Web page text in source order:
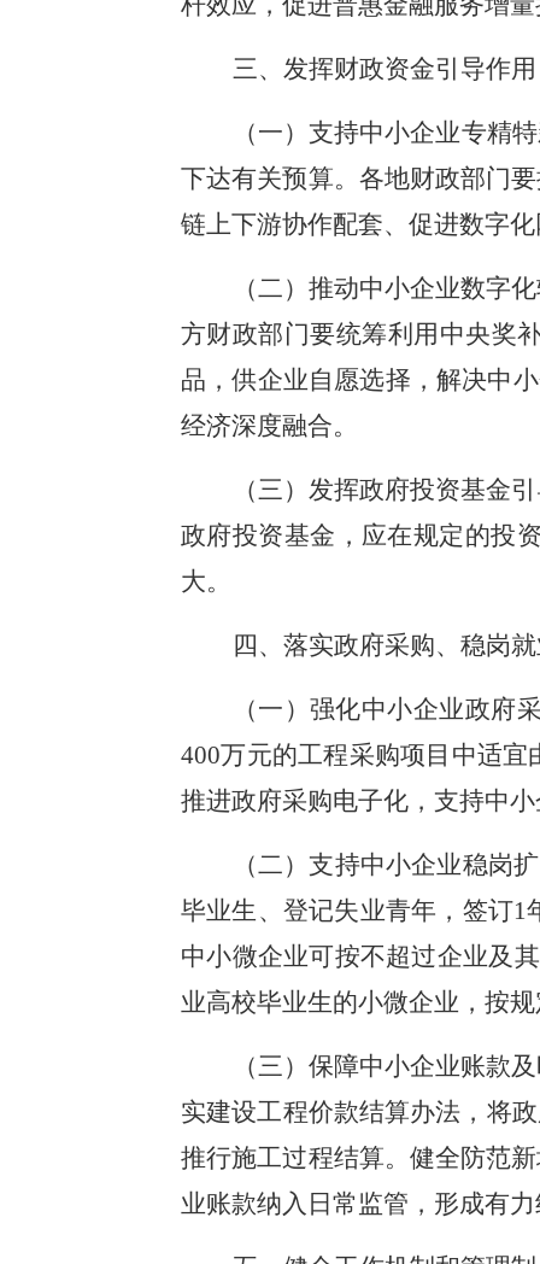
三、发挥财政资金引导作
（一）支持中小企业专精
下达有关预算。各地财政部门
链上下游协作配套、促进数字
（二）推动中小企业数字
方财政部门要统筹利用中央奖
品，供企业自愿选择，解决中
经济深度融合。
（三）发挥政府投资基金
政府投资基金，应在规定的投
大。
四、落实政府采购、稳岗
（一）强化中小企业政府
400万元的工程采购项目中适
推进政府采购电子化，支持中
（二）支持中小企业稳岗
毕业生、登记失业青年，签订
中小微企业可按不超过企业及
业高校毕业生的小微企业，按
（三）保障中小企业账款
实建设工程价款结算办法，将
推行施工过程结算。健全防范
业账款纳入日常监管，形成有